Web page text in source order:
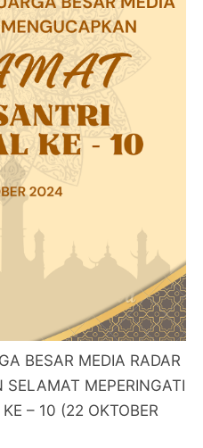
BESAR MEDIA RADAR
MEPERINGATI
– 10 (22 OKTOBER